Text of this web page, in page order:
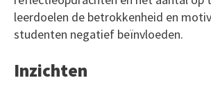
leerdoelen de betrokkenheid en
studenten negatief beïnvloeden.
Inzichten